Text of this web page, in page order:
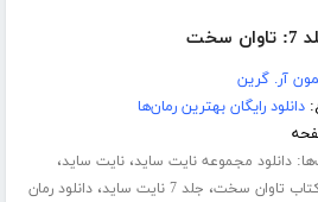
آر. گرین
دانلود رایگان بهترین رمان‌ها
دانلود مجموعه نایت ساید،نایت ساید،
کتاب تاوان سخت، جلد 7 نایت ساید ،دانلود رمان